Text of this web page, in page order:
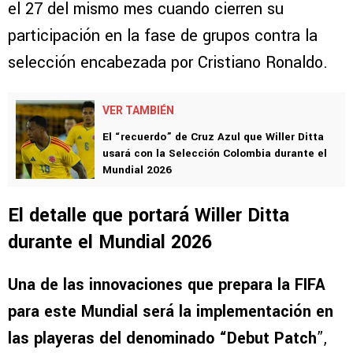
el 27 del mismo mes cuando cierren su
participación en la fase de grupos contra la
selección encabezada por Cristiano Ronaldo.
VER TAMBIÉN
El “recuerdo” de Cruz Azul que Willer Ditta
usará con la Selección Colombia durante el
Mundial 2026
El detalle que portará Willer Ditta
durante el Mundial 2026
Una de las innovaciones que prepara la FIFA
para este Mundial será la implementación en
las playeras del denominado “Debut Patch”,